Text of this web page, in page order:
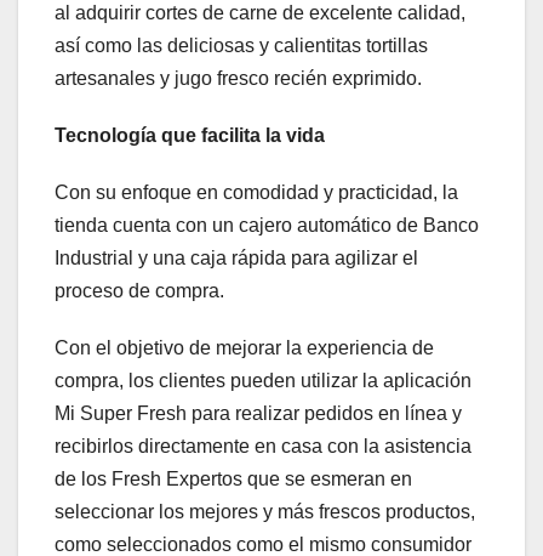
al adquirir cortes de carne de excelente calidad,
así como las deliciosas y calientitas tortillas
artesanales y jugo fresco recién exprimido.
Tecnología que facilita la vida
Con su enfoque en comodidad y practicidad, la
tienda cuenta con un cajero automático de Banco
Industrial y una caja rápida para agilizar el
proceso de compra.
Con el objetivo de mejorar la experiencia de
compra, los clientes pueden utilizar la aplicación
Mi Super Fresh para realizar pedidos en línea y
recibirlos directamente en casa con la asistencia
de los Fresh Expertos que se esmeran en
seleccionar los mejores y más frescos productos,
como seleccionados como el mismo consumidor